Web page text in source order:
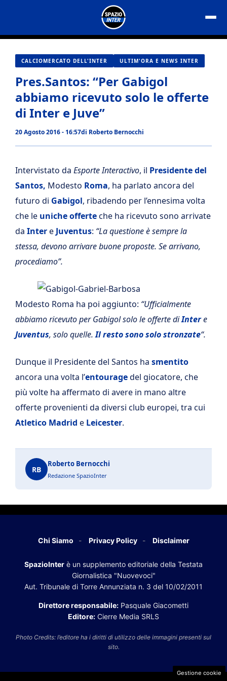
contenuto
CALCIOMERCATO DELL'INTER ULTIM'ORA E NEWS INTER
Pres.Santos: “Per Gabigol
abbiamo ricevuto solo le offerte
di Inter e Juve”
20 Agosto 2016 - 16:57di Roberto Bernocchi
Intervistato da Esporte Interactivo, il Presidente del
Santos, Modesto Roma, ha parlato ancora del
futuro di Gabigol, ribadendo per l’ennesima volta
che le uniche offerteche ha ricevuto sono arrivate
da Intere Juventus: “La questione è sempre la
stessa, devono arrivare buone proposte. Se arrivano,
procediamo”.
Modesto Roma ha poi aggiunto: “Ufficialmente
abbiamo ricevuto per Gabigol solo le offerte diIntere
Juventus, solo quelle.Il resto sono solo stronzate“.
Dunque il Presidente del Santos ha smentito
ancora una volta l’entouragedel giocatore, che
più volte ha affermato di avere in mano altre
offerte provenienti da diversi club europei, tra cui
Atletico Madrid e Leicester.
RB
Roberto Bernocchi
Redazione SpazioInter
Chi Siamo Privacy Policy Disclaimer
SpazioInter è un supplemento editoriale della Testata
Giornalistica "Nuovevoci"
Aut. Tribunale di Torre Annunziata n. 3 del 10/02/2011
Direttore responsabile: Pasquale Giacometti
Editore: Cierre Media SRLS
Photo Credits: l’editore ha i diritti di utilizzo delle immagini presenti sul
sito.
Gestione cookie